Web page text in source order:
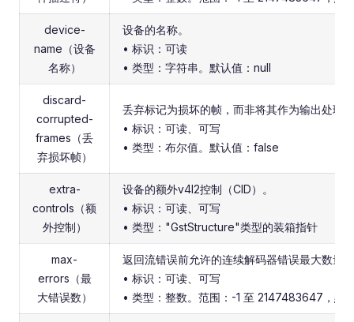
device-
name（设备
名称）
设备的名称。
• 标识：可读
• 类型：字符串。默认值：null
discard-
corrupted-
frames（丢
弃损坏帧）
丢弃标记为损坏的帧，而非将其作为输出处理。
• 标识：可读、可写
• 类型：布尔值。默认值：false
extra-
controls（额
外控制）
设备的额外v4l2控制（CID）。
• 标识：可读、可写
• 类型："GstStructure"类型的装箱指针
max-
errors（最
大错误数）
返回流错误前允许的连续解码器错误最大数量。
• 标识：可读、可写
• 类型：整数。范围：-1 至 2147483647，默